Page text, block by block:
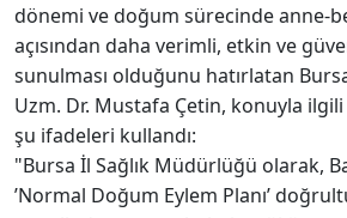
dönemi ve doğum sürecinde anne-
açısından daha verimli, etkin ve
sunulması olduğunu hatırlatan
Uzm. Dr. Mustafa Çetin, konuyla ilgili
şu ifadeleri kullandı:
"Bursa İl Sağlık Müdürlüğü olarak,
’Normal Doğum Eylem Planı’